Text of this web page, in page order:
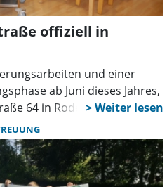
offiziell in
und einer
ab Juni dieses Jahres,
64 in Rodenberg „fest im
AWO-Geschäftsführerin
dieser Zeitung,
Eröffnungsfeier.